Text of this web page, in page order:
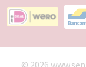
© 2026